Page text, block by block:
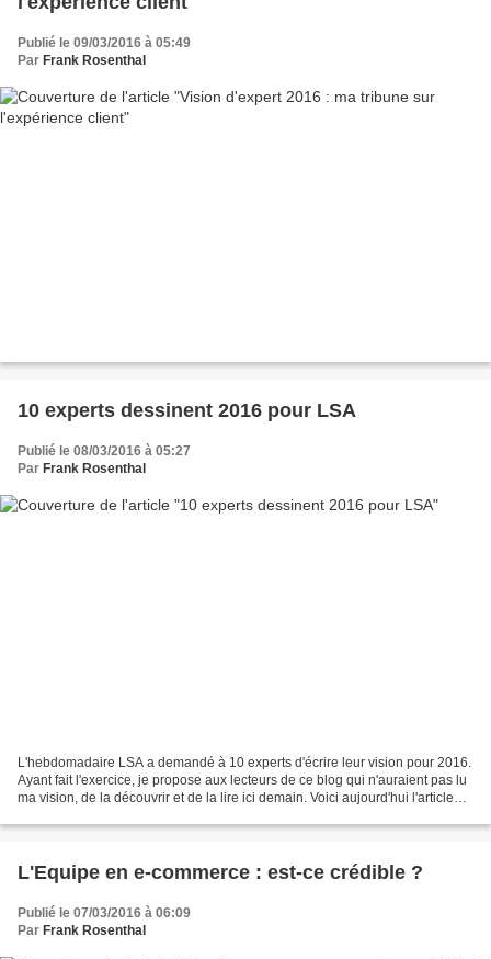
Publié le 09/03/2016 à 05:49
Par Frank Rosenthal
10 experts dessinent 2016 pour LSA
Publié le 08/03/2016 à 05:27
Par Frank Rosenthal
L'hebdomadaire LSA a demandé à 10 experts d'écrire leur vision pour 2016.
Ayant fait l'exercice, je propose aux lecteurs de ce blog qui n'auraient pas lu
ma vision, de la découvrir et de la lire ici demain. Voici aujourd'hui l'article
L'Equipe en e-commerce : est-ce crédible ?
Publié le 07/03/2016 à 06:09
Par Frank Rosenthal